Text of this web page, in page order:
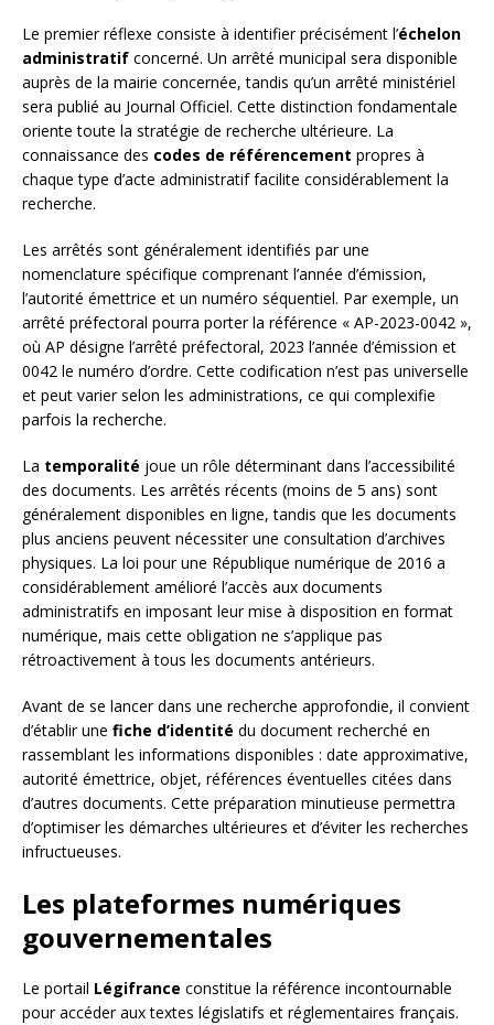
Le premier réflexe consiste à identifier précisément l’échelon
administratif concerné. Un arrêté municipal sera disponible
auprès de la mairie concernée, tandis qu’un arrêté ministériel
sera publié au Journal Officiel. Cette distinction fondamentale
oriente toute la stratégie de recherche ultérieure. La
connaissance des codes de référencement propres à
chaque type d’acte administratif facilite considérablement la
recherche.
Les arrêtés sont généralement identifiés par une
nomenclature spécifique comprenant l’année d’émission,
l’autorité émettrice et un numéro séquentiel. Par exemple, un
arrêté préfectoral pourra porter la référence « AP-2023-0042 »,
où AP désigne l’arrêté préfectoral, 2023 l’année d’émission et
0042 le numéro d’ordre. Cette codification n’est pas universelle
et peut varier selon les administrations, ce qui complexifie
parfois la recherche.
La temporalité joue un rôle déterminant dans l’accessibilité
des documents. Les arrêtés récents (moins de 5 ans) sont
généralement disponibles en ligne, tandis que les documents
plus anciens peuvent nécessiter une consultation d’archives
physiques. La loi pour une République numérique de 2016 a
considérablement amélioré l’accès aux documents
administratifs en imposant leur mise à disposition en format
numérique, mais cette obligation ne s’applique pas
rétroactivement à tous les documents antérieurs.
Avant de se lancer dans une recherche approfondie, il convient
d’établir une fiche d’identité du document recherché en
rassemblant les informations disponibles : date approximative,
autorité émettrice, objet, références éventuelles citées dans
d’autres documents. Cette préparation minutieuse permettra
d’optimiser les démarches ultérieures et d’éviter les recherches
infructueuses.
Les plateformes numériques
gouvernementales
Le portail Légifrance constitue la référence incontournable
pour accéder aux textes législatifs et réglementaires français.